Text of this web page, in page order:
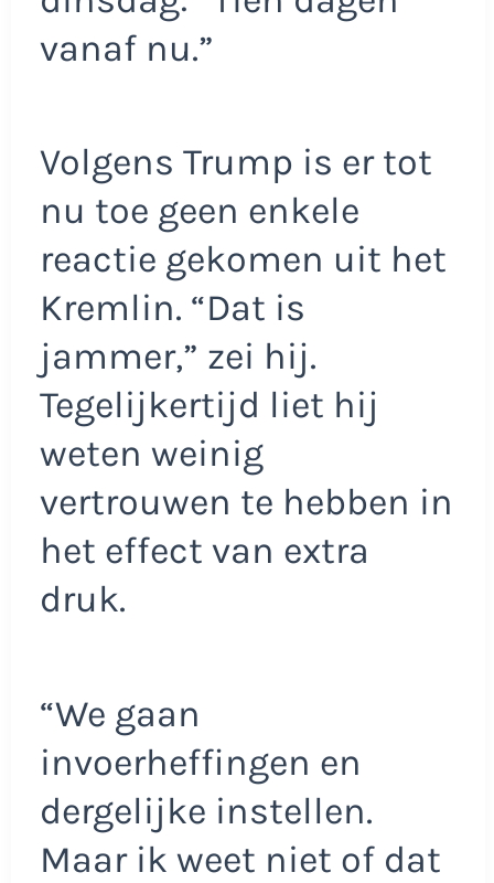
vanaf nu.”
Volgens Trump is er tot
nu toe geen enkele
reactie gekomen uit het
Kremlin. “Dat is
jammer,” zei hij.
Tegelijkertijd liet hij
weten weinig
vertrouwen te hebben in
het effect van extra
druk.
“We gaan
invoerheffingen en
dergelijke instellen.
Maar ik weet niet of dat